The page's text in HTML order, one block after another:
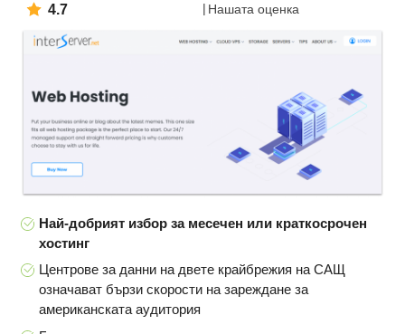
4.7 Нашата оценка
Най-добрият избор за месечен или краткосрочен
хостинг
Центрове за данни на двете крайбрежия на САЩ
означават бързи скорости на зареждане за
американската аудитория